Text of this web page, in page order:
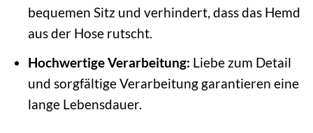
bequemen Sitz und verhindert, dass das Hemd
aus der Hose rutscht.
Hochwertige Verarbeitung: Liebe zum Detail
und sorgfältige Verarbeitung garantieren eine
lange Lebensdauer.